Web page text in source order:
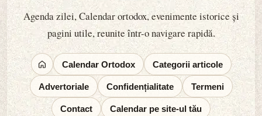
Agenda zilei, Calendar ortodox, evenimente istorice și
pagini utile, reunite într-o navigare rapidă.
Calendar Ortodox Categorii articole
Advertoriale Confidențialitate Termeni
Contact Calendar pe site-ul tău